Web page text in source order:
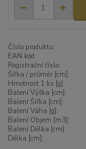
Číslo produktu:
EAN kód:
Registrační číslo:
Šířka / průměr [cm]:
Hmotnost 1 ks [g]:
Balení Výška [cm]:
Balení Šířka [cm]:
Balení Váha [g]:
Balení Objem [m3]:
Balení Délka [cm]:
Délka [cm]: